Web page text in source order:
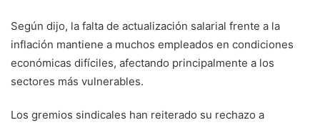
Según dijo, la falta de actualización salarial frente a la
inflación mantiene a muchos empleados en condiciones
económicas difíciles, afectando principalmente a los
sectores más vulnerables.
Los gremios sindicales han reiterado su rechazo a